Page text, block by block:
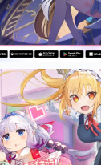
る記事ランキング